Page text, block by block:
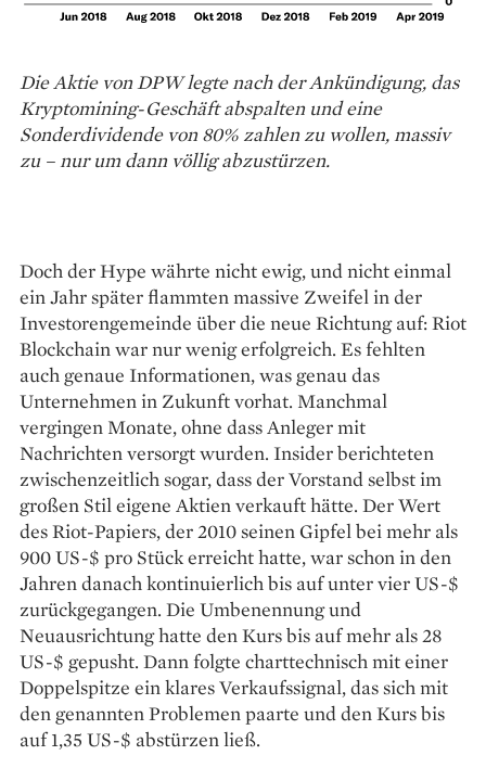
Die Aktie von DPW legte nach der Ankündigung, das
Kryptomining-Geschäft abspalten und eine
Sonderdividende von 80% zahlen zu wollen, massiv
zu – nur um dann völlig abzustürzen.
Doch der Hype währte nicht ewig, und nicht einmal
ein Jahr später flammten massive Zweifel in der
Investorengemeinde über die neue Richtung auf: Riot
Blockchain war nur wenig erfolgreich. Es fehlten
auch genaue Informationen, was ­genau das
Unternehmen in Zukunft vorhat. Manchmal
vergingen Mona­te, ohne dass Anleger mit
Nachrichten versorgt wurden. Insider berichteten
zwischenzeitlich sogar, dass der Vorstand selbst im
großen Stil eigene Aktien verkauft hätte. Der Wert
des Riot-Papiers, der 2010 seinen Gipfel bei mehr als
900 US-$ pro Stück erreicht hatte, war schon in den
Jahren danach kontinuierlich bis auf unter vier US-$
zurückgegangen. Die Umbenennung und
Neuausrichtung hatte den Kurs bis auf mehr als 28
US-$ gepusht. Dann folgte charttechnisch mit einer
Doppelspitze ein klares Verkaufssignal, das sich mit
den genannten Problemen paarte und den Kurs bis
auf 1,35 US-$ abstürzen ließ.